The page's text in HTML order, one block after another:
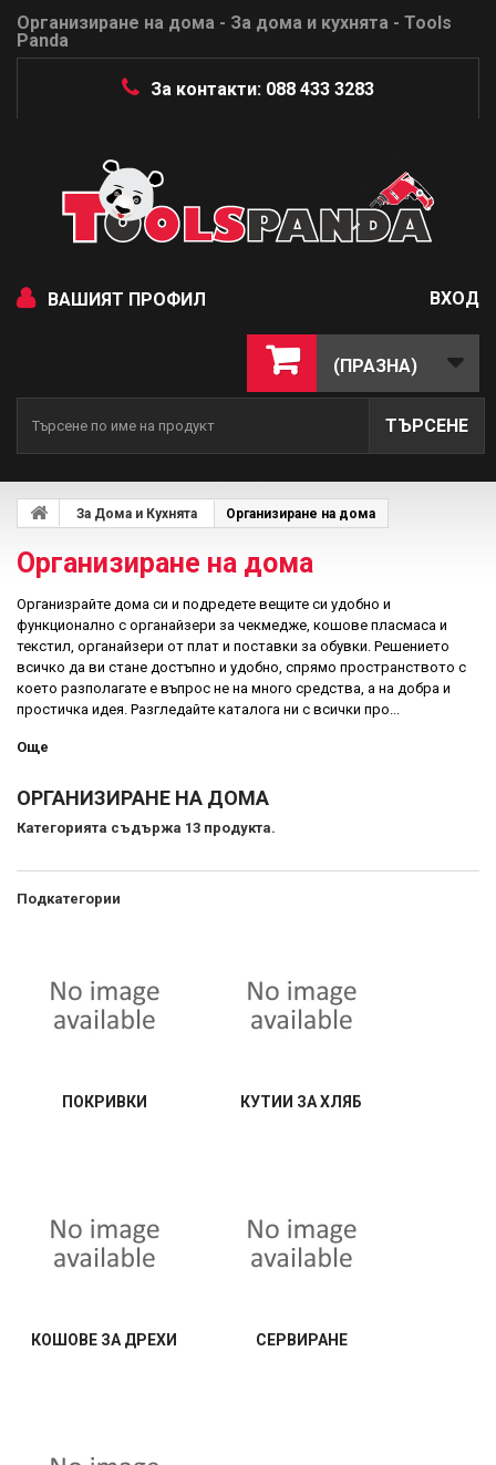
Организиране на дома - За дома и кухнята - Tools
Panda
За контакти: 088 433 3283
ВАШИЯТ ПРОФИЛ ВХОД
(ПРАЗНА)
ТЪРСЕНЕ
За Дома и Кухнята Организиране на дома
Организиране на дома
Организрайте дома си и подредете вещите си удобно и
функционално с органайзери за чекмедже, кошове пласмаса и
текстил, органайзери от плат и поставки за обувки. Решението
всичко да ви стане достъпно и удобно, спрямо пространството с
което разполагате е въпрос не на много средства, а на добра и
простичка идея. Разгледайте каталога ни с всички про...
Още
ОРГАНИЗИРАНЕ НА ДОМА
Категорията съдържа 13 продукта.
Подкатегории
ПОКРИВКИ КУТИИ ЗА ХЛЯБ
КОШОВЕ ЗА ДРЕХИ СЕРВИРАНЕ